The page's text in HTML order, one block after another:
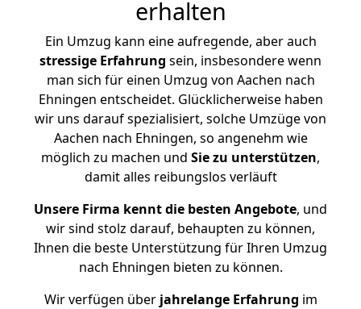
erhalten
Ein Umzug kann eine aufregende, aber auch
stressige Erfahrung sein, insbesondere wenn
man sich für einen Umzug von Aachen nach
Ehningen entscheidet. Glücklicherweise haben
wir uns darauf spezialisiert, solche Umzüge von
Aachen nach Ehningen, so angenehm wie
möglich zu machen und Sie zu unterstützen,
damit alles reibungslos verläuft
Unsere Firma kennt die besten Angebote, und
wir sind stolz darauf, behaupten zu können,
Ihnen die beste Unterstützung für Ihren Umzug
nach Ehningen bieten zu können.
Wir verfügen überjahrelange Erfahrung im